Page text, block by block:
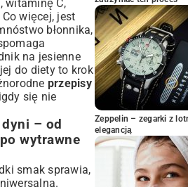
dyniowym –
Ciasta, Desery i
dyniowe z
czekolady i
– idealne na
Przepisy
witaminę C,
więcej, jest
błonnika,
na jesienne
do diety to krok
przepisy
się nie
– od
wytrawne
smak sprawia,
Zeppelin – zegarki z
elegancją